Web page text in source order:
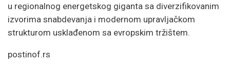
u regionalnog energetskog giganta sa diverzifikovanim
izvorima snabdevanja i modernom upravljačkom
strukturom usklađenom sa evropskim tržištem.
postinof.rs